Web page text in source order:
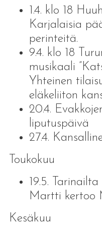
1.4. klo 18
Karjalaisia
perinteitä.
9.4. klo 18
musikaali
Yhteinen
eläkeliiton
20.4.
27.4.
Toukokuu
19.5.
Martti kertoo
Kesäkuu